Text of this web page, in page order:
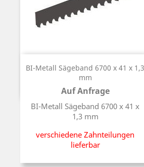
BI-Metall Sägeband 6700 x 41 x 1,3
mm
Auf Anfrage
Preis
BI-Metall Sägeband 6700 x 41 x
1,3 mm
verschiedene Zahnteilungen
lieferbar